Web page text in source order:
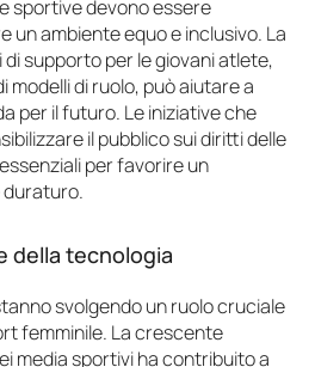
sportive devono essere
un ambiente equo e inclusivo. La
supporto per le giovani atlete,
modelli di ruolo, può aiutare a
per il futuro. Le iniziative che
il pubblico sui diritti delle
per favorire un
della tecnologia
svolgendo un ruolo cruciale
femminile. La crescente
media sportivi ha contribuito a